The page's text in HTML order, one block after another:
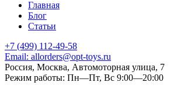
Главная
Блог
Статьи
+7 (499) 112-49-58
Email: allorders@opt-toys.ru
Россия, Москва, Автомоторная улица, 7
Режим работы: Пн—Пт, Вс 9:00—20:00